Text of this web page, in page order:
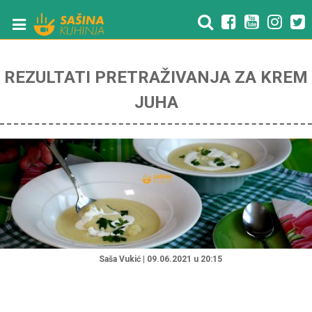
REZULTATI PRETRAŽIVANJA ZA KREM
JUHA
"
Saša Vukić | 09.06.2021 u 20:15